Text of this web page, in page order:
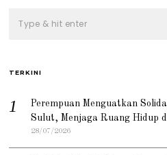
TERKINI
Perempuan Menguatkan
Sulut, Menjaga Ruang Hidup
28/07/2026